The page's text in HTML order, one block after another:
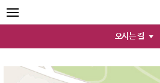
오시는 길